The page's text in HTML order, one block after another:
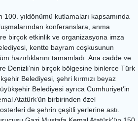
yıldönümü kutlamaları kapsamında
konferanslara, anma
birçok etkinlik ve organizasyona imza
kentte bayram coşkusunun
hazırlıklarını tamamladı. Ana cadde ve
Denizli’nin birçok bölgesine binlerce Türk
Belediyesi, şehri kırmızı beyaz
Belediyesi ayrıca Cumhuriyet'in
Atatürk’ün birbirinden özel
de şehrin çeşitli yerlerine astı.